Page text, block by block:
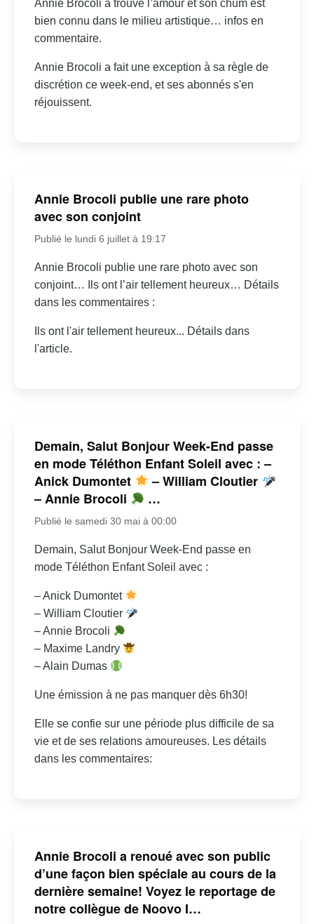
Annie Brocoli a trouvé l’amour et son chum est
bien connu dans le milieu artistique… infos en
commentaire.
Annie Brocoli a fait une exception à sa règle de
discrétion ce week-end, et ses abonnés s'en
réjouissent.
Annie Brocoli publie une rare photo
avec son conjoint
Publié le lundi 6 juillet à 19:17
Annie Brocoli publie une rare photo avec son
conjoint… Ils ont l’air tellement heureux… Détails
dans les commentaires :
Ils ont l'air tellement heureux... Détails dans
l'article.
Demain, Salut Bonjour Week-End passe
en mode Téléthon Enfant Soleil avec : –
Anick Dumontet
– William Cloutier
– Annie Brocoli
…
Publié le samedi 30 mai à 00:00
Demain, Salut Bonjour Week-End passe en
mode Téléthon Enfant Soleil avec :
– Anick Dumontet
– William Cloutier
– Annie Brocoli
– Maxime Landry
– Alain Dumas
Une émission à ne pas manquer dès 6h30!
Elle se confie sur une période plus difficile de sa
vie et de ses relations amoureuses. Les détails
dans les commentaires:
Annie Brocoli a renoué avec son public
d’une façon bien spéciale au cours de la
dernière semaine! Voyez le reportage de
notre collègue de Noovo I…